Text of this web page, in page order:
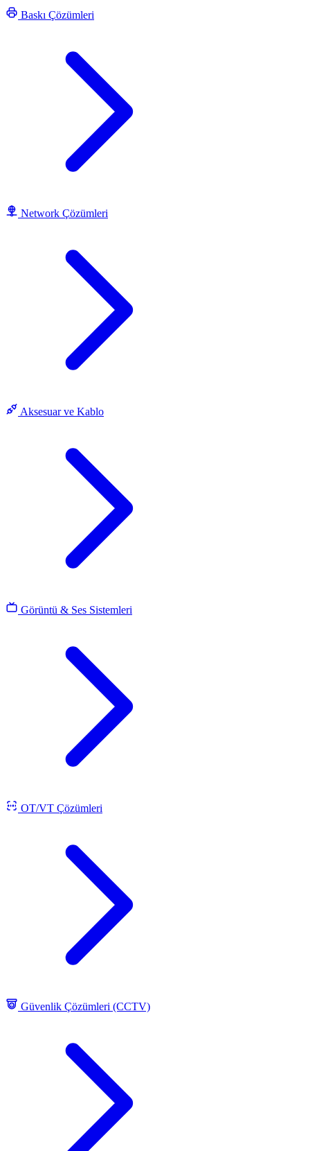
Baskı Çözümleri
Network Çözümleri
Aksesuar ve Kablo
Görüntü & Ses Sistemleri
OT/VT Çözümleri
Güvenlik Çözümleri (CCTV)